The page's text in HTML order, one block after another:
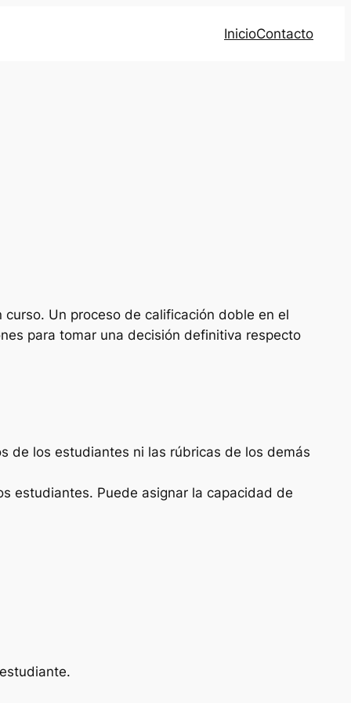
InicioContacto
Un proceso de calificación doble en el
para tomar una decisión definitiva respecto
de los estudiantes ni las rúbricas de los demás
estudiantes. Puede asignar la capacidad de
.